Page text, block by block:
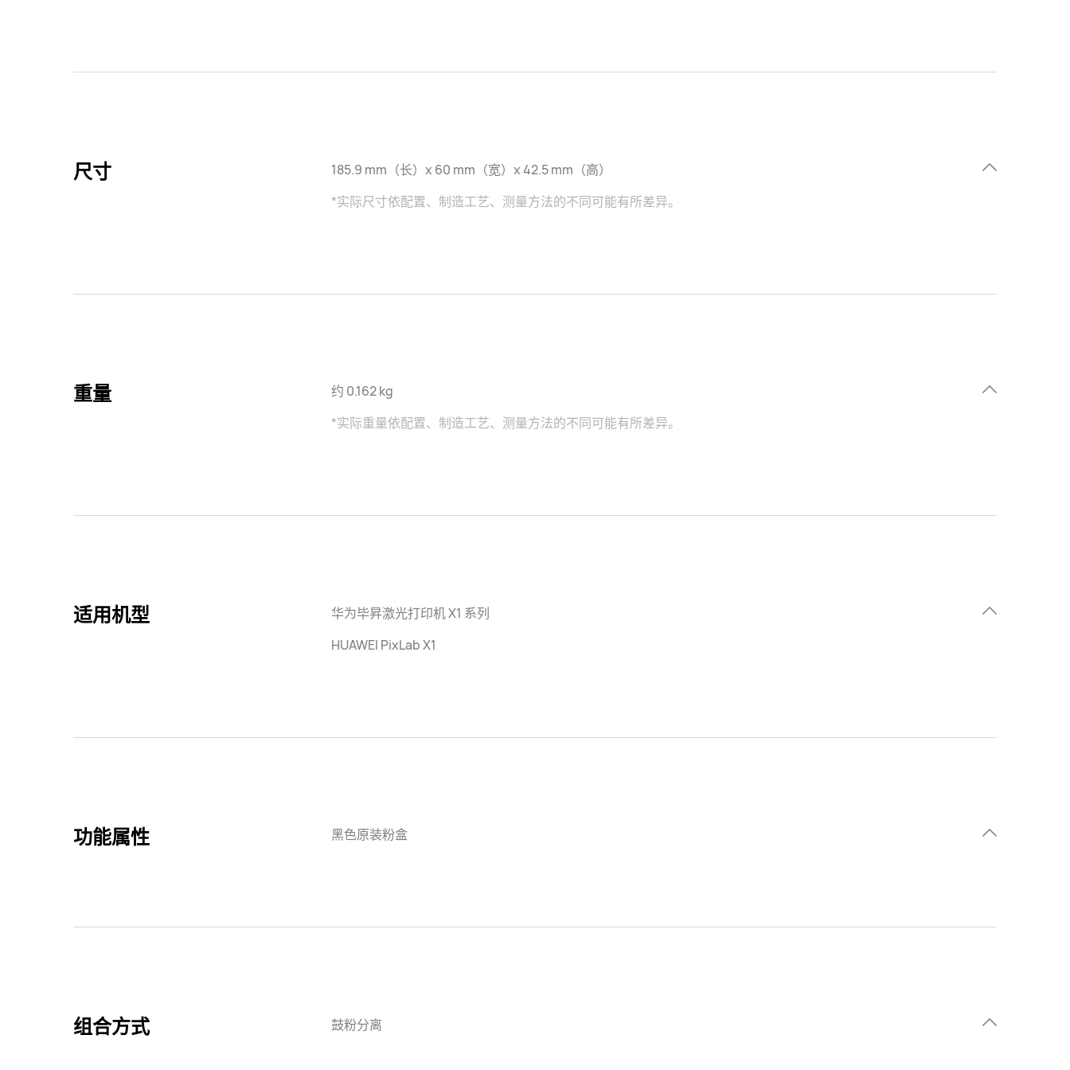
尺寸
185.9 mm（长）x 60 mm（宽）x 42.5 mm（高）
*实际尺寸依配置、制造工艺、测量方法的不同可能有所差异。
重量
约 0.162 kg
*实际重量依配置、制造工艺、测量方法的不同可能有所差异。
适用机型
华为毕昇激光打印机 X1 系列
HUAWEI PixLab X1
功能属性 黑色原装粉盒
组合方式 鼓粉分离